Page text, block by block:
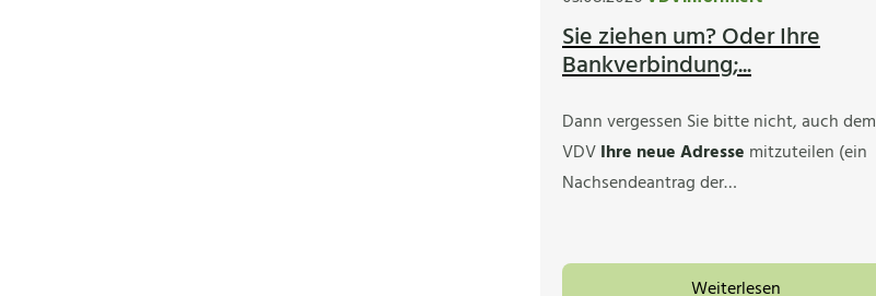
Sie ziehen um? Oder Ihre
Bankverbindung;...
Dann vergessen Sie bitte nicht, auch dem
VDVIhre neue Adresse mitzuteilen (ein
Nachsendeantrag der…
Weiterlesen